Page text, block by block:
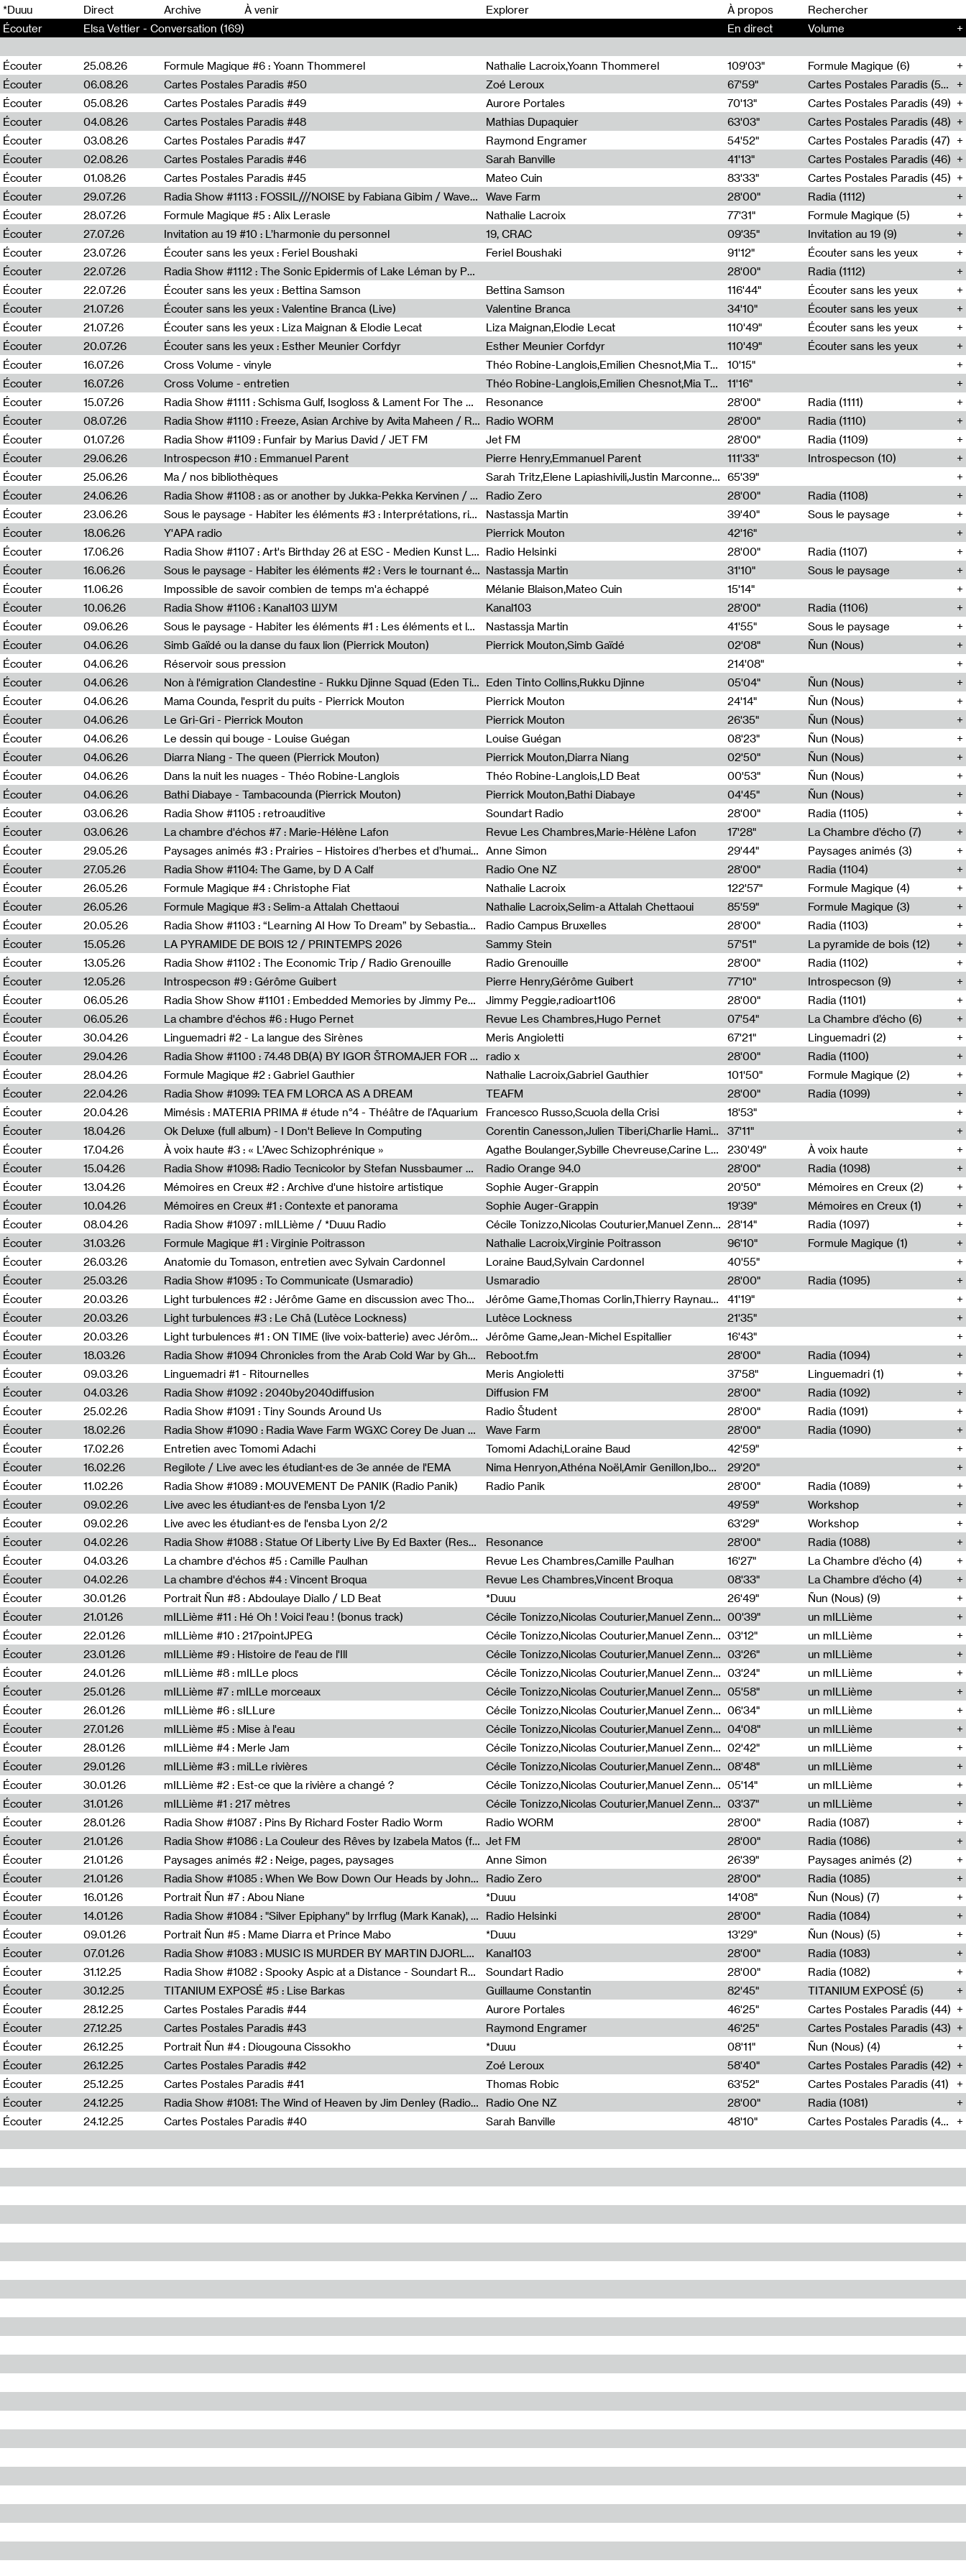
*Duuu Direct Archive À venir Explorer
À propos
Écouter
Elsa Vettier - Conversation (169) En direct Volume +
Écouter 25.08.26 Formule Magique #6 : Yoann Thommerel Nathalie Lacroix,Yoann Thommerel 109'03"
Formule Magique (6)
Écouter
06.08.26 Cartes Postales Paradis #50 Zoé Leroux 67'59"
Cartes Postales Paradis (50)
Écouter
05.08.26 Cartes Postales Paradis #49 Aurore Portales 70'13"
Cartes Postales Paradis (49)
Écouter
04.08.26 Cartes Postales Paradis #48 Mathias Dupaquier 63'03"
Cartes Postales Paradis (48)
Écouter
03.08.26 Cartes Postales Paradis #47 Raymond Engramer 54'52"
Cartes Postales Paradis (47)
Écouter
02.08.26 Cartes Postales Paradis #46 Sarah Banville 41'13"
Cartes Postales Paradis (46)
Écouter
01.08.26 Cartes Postales Paradis #45 Mateo Cuin 83'33"
Cartes Postales Paradis (45)
Écouter
29.07.26 Radia Show #1113 : FOSSIL///NOISE by Fabiana Gibim / Wave Farm Wave Farm 28'00"
Radia (1112)
Écouter
28.07.26 Formule Magique #5 : Alix Lerasle Nathalie Lacroix 77'31"
Formule Magique (5)
Écouter
27.07.26 Invitation au 19 #10 : L’harmonie du personnel 19, CRAC 09'35"
Invitation au 19 (9)
Écouter
23.07.26 Écouter sans les yeux : Feriel Boushaki Feriel Boushaki 91'12"
Écouter sans les yeux
Écouter
22.07.26 Radia Show #1112 : The Sonic Epidermis of Lake Léman by Paul Courlet / Guest Slot 28'00"
Radia (1112)
Écouter
22.07.26 Écouter sans les yeux : Bettina Samson Bettina Samson 116'44"
Écouter sans les yeux
Écouter
21.07.26 Écouter sans les yeux : Valentine Branca (Live) Valentine Branca 34'10"
Écouter sans les yeux
Écouter
21.07.26 Écouter sans les yeux : Liza Maignan & Elodie Lecat Liza Maignan,Elodie Lecat 110'49"
Écouter sans les yeux
Écouter
20.07.26 Écouter sans les yeux : Esther Meunier Corfdyr Esther Meunier Corfdyr 110'49"
Écouter sans les yeux
Écouter
16.07.26 Cross Volume - vinyle Théo Robine-Langlois,Emilien Chesnot,Mia Trabalon
10'15"
Écouter
16.07.26 Cross Volume - entretien Théo Robine-Langlois,Emilien Chesnot,Mia Trabalon
11'16"
Écouter
15.07.26 Radia Show #1111 : Schisma Gulf, Isogloss & Lament For The Old Clock By Harvey Young / Resonance Resonance 28'00"
Radia (1111)
Écouter
08.07.26 Radia Show #1110 : Freeze, Asian Archive by Avita Maheen / Radio Worm Radio WORM 28'00"
Radia (1110)
Écouter
01.07.26 Radia Show #1109 : Funfair by Marius David / JET FM Jet FM 28'00"
Radia (1109)
Écouter
29.06.26 Introspecson #10 : Emmanuel Parent Pierre Henry,Emmanuel Parent 111'33"
Introspecson (10)
Écouter
25.06.26 Ma / nos bibliothèques Sarah Tritz,Elene Lapiashivili,Justin Marconnet,Mateo Cuche,Esther Lechevalier,Suzie Lecroart,Romance Castelet
65'39"
Écouter
24.06.26 Radia Show #1108 : as or another by Jukka-Pekka Kervinen / Rádio Zero Radio Zero 28'00"
Radia (1108)
Écouter
23.06.26 Sous le paysage - Habiter les éléments #3 : Interprétations, rituels et symboliques des éléments Nastassja Martin 39'40"
Sous le paysage
Écouter
18.06.26 Y'APA radio Pierrick Mouton
42'16"
Écouter
17.06.26 Radia Show #1107 : Art's Birthday 26 at ESC - Medien Kunst Labor Radio Helsinki 28'00"
Radia (1107)
Écouter
16.06.26 Sous le paysage - Habiter les éléments #2 : Vers le tournant élémentaire Nastassja Martin 31'10"
Sous le paysage
Écouter
11.06.26 Impossible de savoir combien de temps m'a échappé Mélanie Blaison,Mateo Cuin
15'14"
Écouter
10.06.26 Radia Show #1106 : Kanal103 ШУМ Kanal103 28'00"
Radia (1106)
Écouter
09.06.26 Sous le paysage - Habiter les éléments #1 : Les éléments et les débordements du vivant Nastassja Martin 41'55"
Sous le paysage
Écouter
04.06.26 Simb Gaïdé ou la danse du faux lion (Pierrick Mouton) Pierrick Mouton,Simb Gaïdé 02'08"
Ñun (Nous)
Écouter
04.06.26 Réservoir sous pression
214'08"
Écouter
04.06.26 Non à l'émigration Clandestine - Rukku Djinne Squad (Eden Tinto Collins) Eden Tinto Collins,Rukku Djinne 05'04"
Ñun (Nous)
Écouter
04.06.26 Mama Counda, l'esprit du puits - Pierrick Mouton Pierrick Mouton 24'14"
Ñun (Nous)
Écouter
04.06.26 Le Gri-Gri - Pierrick Mouton Pierrick Mouton 26'35"
Ñun (Nous)
Écouter
04.06.26 Le dessin qui bouge - Louise Guégan Louise Guégan 08'23"
Ñun (Nous)
Écouter
04.06.26 Diarra Niang - The queen (Pierrick Mouton) Pierrick Mouton,Diarra Niang 02'50"
Ñun (Nous)
Écouter
04.06.26 Dans la nuit les nuages - Théo Robine-Langlois Théo Robine-Langlois,LD Beat 00'53"
Ñun (Nous)
Écouter
04.06.26 Bathi Diabaye - Tambacounda (Pierrick Mouton) Pierrick Mouton,Bathi Diabaye 04'45"
Ñun (Nous)
Écouter
03.06.26 Radia Show #1105 : retroauditive Soundart Radio 28'00"
Radia (1105)
Écouter
03.06.26 La chambre d'échos #7 : Marie-Hélène Lafon Revue Les Chambres,Marie-Hélène Lafon 17'28"
La Chambre d’écho (7)
Écouter
29.05.26 Paysages animés #3 : Prairies – Histoires d’herbes et d’humains Anne Simon 29'44"
Paysages animés (3)
Écouter
27.05.26 Radia Show #1104: The Game, by D A Calf Radio One NZ 28'00"
Radia (1104)
Écouter
26.05.26 Formule Magique #4 : Christophe Fiat Nathalie Lacroix 122'57"
Formule Magique (4)
Écouter
26.05.26 Formule Magique #3 : Selim-a Attalah Chettaoui Nathalie Lacroix,Selim-a Attalah Chettaoui 85'59"
Formule Magique (3)
Écouter
20.05.26 Radia Show #1103 : “Learning AI How To Dream” by Sebastian Dingens (Radio Campus Bruxelles) Radio Campus Bruxelles 28'00"
Radia (1103)
Écouter
15.05.26 LA PYRAMIDE DE BOIS 12 / PRINTEMPS 2026 Sammy Stein 57'51"
La pyramide de bois (12)
Écouter
13.05.26 Radia Show #1102 : The Economic Trip / Radio Grenouille Radio Grenouille 28'00"
Radia (1102)
Écouter
12.05.26 Introspecson #9 : Gérôme Guibert Pierre Henry,Gérôme Guibert 77'10"
Introspecson (9)
Écouter
06.05.26 Radia Show Show #1101 : Embedded Memories by Jimmy Peggie / radioart106 Jimmy Peggie,radioart106 28'00"
Radia (1101)
Écouter
06.05.26 La chambre d'échos #6 : Hugo Pernet Revue Les Chambres,Hugo Pernet 07'54"
La Chambre d’écho (6)
Écouter
30.04.26 Linguemadri #2 - La langue des Sirènes Meris Angioletti 67'21"
Linguemadri (2)
Écouter
29.04.26 Radia Show #1100 : 74.48 DB(A) BY IGOR ŠTROMAJER FOR RADIO X radio x 28'00"
Radia (1100)
Écouter
28.04.26 Formule Magique #2 : Gabriel Gauthier Nathalie Lacroix,Gabriel Gauthier 101'50"
Formule Magique (2)
Écouter
22.04.26 Radia Show #1099: TEA FM LORCA AS A DREAM TEAFM 28'00"
Radia (1099)
Écouter
20.04.26 Mimésis : MATERIA PRIMA # étude n°4 - Théâtre de l’Aquarium Francesco Russo,Scuola della Crisi
18'53"
Écouter
18.04.26 Ok Deluxe (full album) - I Don't Believe In Computing Corentin Canesson,Julien Tiberi,Charlie Hamish Jeffery
37'11"
Écouter
17.04.26 À voix haute #3 : « L’Avec Schizophrénique » Agathe Boulanger,Sybille Chevreuse,Carine Lendrin,Léna Monnier,Graziela Susin,Camille Zuber 230'49"
À voix haute
Écouter
15.04.26 Radia Show #1098: Radio Tecnicolor by Stefan Nussbaumer & Georg Zichy (Radio Orange 94.0) Radio Orange 94.0 28'00"
Radia (1098)
Écouter
13.04.26 Mémoires en Creux #2 : Archive d'une histoire artistique Sophie Auger-Grappin 20'50"
Mémoires en Creux (2)
Écouter
10.04.26 Mémoires en Creux #1 : Contexte et panorama Sophie Auger-Grappin 19'39"
Mémoires en Creux (1)
Écouter
08.04.26 Radia Show #1097 : mILLième / *Duuu Radio Cécile Tonizzo,Nicolas Couturier,Manuel Zenner,Aquila Lescene,Curtis Coco,Cyril Magnier 28'14"
Radia (1097)
Écouter
31.03.26 Formule Magique #1 : Virginie Poitrasson Nathalie Lacroix,Virginie Poitrasson 96'10"
Formule Magique (1)
Écouter
26.03.26 Anatomie du Tomason, entretien avec Sylvain Cardonnel Loraine Baud,Sylvain Cardonnel
40'55"
Écouter
25.03.26 Radia Show #1095 : To Communicate (Usmaradio) Usmaradio 28'00"
Radia (1095)
Écouter
20.03.26 Light turbulences #2 : Jérôme Game en discussion avec Thomas Corlin Jérôme Game,Thomas Corlin,Thierry Raynaud,Hubert Colas
41'19"
Écouter
20.03.26 Light turbulences #3 : Le Châ (Lutèce Lockness) Lutèce Lockness
21'35"
Écouter
20.03.26 Light turbulences #1 : ON TIME (live voix-batterie) avec Jérôme Game & Jean-Michel Espitallier Jérôme Game,Jean-Michel Espitallier
16'43"
Écouter
18.03.26 Radia Show #1094 Chronicles from the Arab Cold War by Ghazi Barakat Reboot.fm 28'00"
Radia (1094)
Écouter
09.03.26 Linguemadri #1 - Ritournelles Meris Angioletti 37'58"
Linguemadri (1)
Écouter
04.03.26 Radia Show #1092 : 2040by2040diffusion Diffusion FM 28'00"
Radia (1092)
Écouter
25.02.26 Radia Show #1091 : Tiny Sounds Around Us Radio Študent 28'00"
Radia (1091)
Écouter
18.02.26 Radia Show #1090 : Radia Wave Farm WGXC Corey De Juan Sherrard Jr Startalk Wave Farm 28'00"
Radia (1090)
Écouter
17.02.26 Entretien avec Tomomi Adachi Tomomi Adachi,Loraine Baud
42'59"
Écouter
16.02.26 Regilote / Live avec les étudiant·es de 3e année de l'EMA Nima Henryon,Athéna Noël,Amir Genillon,Ibourayane Ahmadi,Manelle Cherrih,Honorine Gibello,John Weeber,Manon Joseph
29'20"
Écouter
11.02.26 Radia Show #1089 : MOUVEMENT De PANIK (Radio Panik) Radio Panik 28'00"
Radia (1089)
Écouter
09.02.26 Live avec les étudiant·es de l'ensba Lyon 1/2 49'59"
Workshop
Écouter
09.02.26 Live avec les étudiant·es de l'ensba Lyon 2/2 63'29"
Workshop
Écouter
04.02.26 Radia Show #1088 : Statue Of Liberty Live By Ed Baxter (Resonance) Resonance 28'00"
Radia (1088)
Écouter
04.03.26 La chambre d'échos #5 : Camille Paulhan Revue Les Chambres,Camille Paulhan 16'27"
La Chambre d’écho (4)
Écouter
04.02.26 La chambre d'échos #4 : Vincent Broqua Revue Les Chambres,Vincent Broqua 08'33"
La Chambre d’écho (4)
Écouter
30.01.26 Portrait Ñun #8 : Abdoulaye Diallo / LD Beat *Duuu 26'49"
Ñun (Nous) (9)
Écouter
21.01.26 mILLième #11 : Hé Oh ! Voici l'eau ! (bonus track) Cécile Tonizzo,Nicolas Couturier,Manuel Zenner,Aquila Lescene,Curtis Coco,Cyril Magnier 00'39"
un mILLième
Écouter
22.01.26 mILLième #10 : 217pointJPEG Cécile Tonizzo,Nicolas Couturier,Manuel Zenner,Aquila Lescene,Curtis Coco,Cyril Magnier 03'12"
un mILLième
Écouter
23.01.26 mILLième #9 : Histoire de l'eau de l'Ill Cécile Tonizzo,Nicolas Couturier,Manuel Zenner,Aquila Lescene,Curtis Coco,Cyril Magnier 03'26"
un mILLième
Écouter
24.01.26 mILLième #8 : mILLe plocs Cécile Tonizzo,Nicolas Couturier,Manuel Zenner,Aquila Lescene,Curtis Coco,Cyril Magnier 03'24"
un mILLième
Écouter
25.01.26 mILLième #7 : mILLe morceaux Cécile Tonizzo,Nicolas Couturier,Manuel Zenner,Aquila Lescene,Curtis Coco,Cyril Magnier 05'58"
un mILLième
Écouter
26.01.26 mILLième #6 : sILLure Cécile Tonizzo,Nicolas Couturier,Manuel Zenner,Aquila Lescene,Curtis Coco,Cyril Magnier 06'34"
un mILLième
Écouter
27.01.26 mILLième #5 : Mise à l'eau Cécile Tonizzo,Nicolas Couturier,Manuel Zenner,Aquila Lescene,Curtis Coco,Cyril Magnier 04'08"
un mILLième
Écouter
28.01.26 mILLième #4 : Merle Jam Cécile Tonizzo,Nicolas Couturier,Manuel Zenner,Aquila Lescene,Curtis Coco,Cyril Magnier 02'42"
un mILLième
Écouter
29.01.26 mILLième #3 : miLLe rivières Cécile Tonizzo,Nicolas Couturier,Manuel Zenner,Aquila Lescene,Curtis Coco,Cyril Magnier 08'48"
un mILLième
Écouter
30.01.26 mILLième #2 : Est-ce que la rivière a changé ? Cécile Tonizzo,Nicolas Couturier,Manuel Zenner,Aquila Lescene,Curtis Coco,Cyril Magnier 05'14"
un mILLième
Écouter
31.01.26 mILLième #1 : 217 mètres Cécile Tonizzo,Nicolas Couturier,Manuel Zenner,Aquila Lescene,Curtis Coco,Cyril Magnier 03'37"
un mILLième
Écouter
28.01.26 Radia Show #1087 : Pins By Richard Foster Radio Worm Radio WORM 28'00"
Radia (1087)
Écouter
21.01.26 Radia Show #1086 : La Couleur des Rêves by Izabela Matos (for Jet FM) Jet FM 28'00"
Radia (1086)
Écouter
21.01.26 Paysages animés #2 : Neige, pages, paysages Anne Simon 26'39"
Paysages animés (2)
Écouter
21.01.26 Radia Show #1085 : When We Bow Down Our Heads by John Roach (Radia edit, Rádio Zero) Radio Zero 28'00"
Radia (1085)
Écouter
16.01.26 Portrait Ñun #7 : Abou Niane *Duuu 14'08"
Ñun (Nous) (7)
Écouter
14.01.26 Radia Show #1084 : "Silver Epiphany" by Irrflug (Mark Kanak), featuring Jarboe and Blixa Bargeld (for Radio Helsinki) Radio Helsinki 28'00"
Radia (1084)
Écouter
09.01.26 Portrait Ñun #5 : Mame Diarra et Prince Mabo *Duuu 13'29"
Ñun (Nous) (5)
Écouter
07.01.26 Radia Show #1083 : MUSIC IS MURDER BY MARTIN DJORLEV (KANAL103) Kanal103 28'00"
Radia (1083)
Écouter
31.12.25 Radia Show #1082 : Spooky Aspic at a Distance - Soundart Radio Soundart Radio 28'00"
Radia (1082)
Écouter
30.12.25 TITANIUM EXPOSÉ #5 : Lise Barkas Guillaume Constantin 82'45"
TITANIUM EXPOSÉ (5)
Écouter
28.12.25 Cartes Postales Paradis #44 Aurore Portales 46'25"
Cartes Postales Paradis (44)
Écouter
27.12.25 Cartes Postales Paradis #43 Raymond Engramer 46'25"
Cartes Postales Paradis (43)
Écouter
26.12.25 Portrait Ñun #4 : Diougouna Cissokho *Duuu 08'11"
Ñun (Nous) (4)
Écouter
26.12.25 Cartes Postales Paradis #42 Zoé Leroux 58'40"
Cartes Postales Paradis (42)
Écouter
25.12.25 Cartes Postales Paradis #41 Thomas Robic 63'52"
Cartes Postales Paradis (41)
Écouter
24.12.25 Radia Show #1081: The Wind of Heaven by Jim Denley (Radio One 91 FM) Radio One NZ 28'00"
Radia (1081)
Écouter
24.12.25 Cartes Postales Paradis #40 Sarah Banville 48'10" Cartes Postales Paradis (40)
00 00
00 00